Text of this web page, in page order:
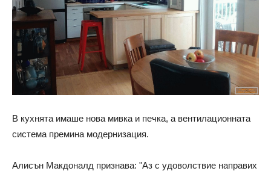
В кухнята имаше нова мивка и печка, а вентилационната
система премина модернизация.
Алисън Макдоналд признава: "Аз с удоволствие направих